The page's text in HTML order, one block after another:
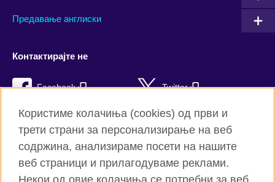
Предавање англиски
Контактирајте не
Facebook Twitter
YouTube Flickr
Користиме колачиња (cookies) од први и
трети страни за персонализирање на веб
содржина, анализираме посети на нашите
веб страници и прилагодуваме реклами.
Некои од овие колачиња се потребни за веб